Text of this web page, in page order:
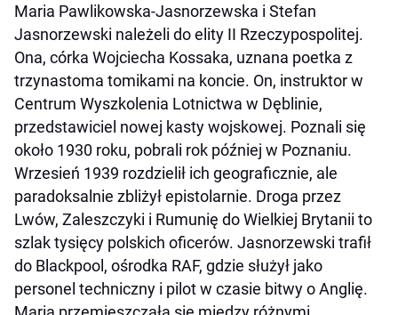
Maria Pawlikowska-Jasnorzewska i Stefan
Jasnorzewski należeli do elity II Rzeczypospolitej.
Ona, córka Wojciecha Kossaka, uznana poetka z
trzynastoma tomikami na koncie. On, instruktor w
Centrum Wyszkolenia Lotnictwa w Dęblinie,
przedstawiciel nowej kasty wojskowej. Poznali się
około 1930 roku, pobrali rok później w Poznaniu.
Wrzesień 1939 rozdzielił ich geograficznie, ale
paradoksalnie zbliżył epistolarnie. Droga przez
Lwów, Zaleszczyki i Rumunię do Wielkiej Brytanii to
szlak tysięcy polskich oficerów. Jasnorzewski trafił
do Blackpool, ośrodka RAF, gdzie służył jako
personel techniczny i pilot w czasie bitwy o Anglię.